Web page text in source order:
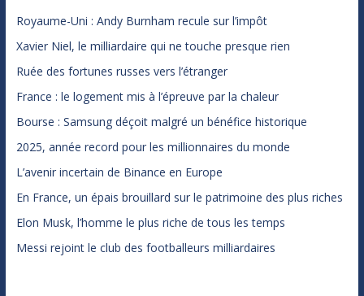
Royaume-Uni : Andy Burnham recule sur l’impôt
Xavier Niel, le milliardaire qui ne touche presque rien
Ruée des fortunes russes vers l’étranger
France : le logement mis à l’épreuve par la chaleur
Bourse : Samsung déçoit malgré un bénéfice historique
2025, année record pour les millionnaires du monde
L’avenir incertain de Binance en Europe
En France, un épais brouillard sur le patrimoine des plus riches
Elon Musk, l’homme le plus riche de tous les temps
Messi rejoint le club des footballeurs milliardaires